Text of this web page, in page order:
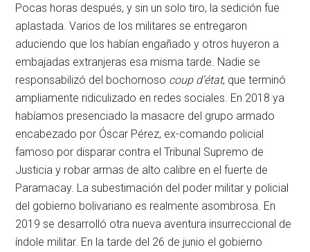
Pocas horas después, y sin un solo tiro, la sedición fue
aplastada. Varios de los militares se entregaron
aduciendo que los habían engañado y otros huyeron a
embajadas extranjeras esa misma tarde. Nadie se
responsabilizó del bochornoso coup d’état, que terminó
ampliamente ridiculizado en redes sociales. En 2018 ya
habíamos presenciado la masacre del grupo armado
encabezado por Óscar Pérez, ex-comando policial
famoso por disparar contra el Tribunal Supremo de
Justicia y robar armas de alto calibre en el fuerte de
Paramacay. La subestimación del poder militar y policial
del gobierno bolivariano es realmente asombrosa. En
2019 se desarrolló otra nueva aventura insurreccional de
índole militar. En la tarde del 26 de junio el gobierno